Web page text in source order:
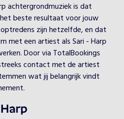
achtergrondmuziek is dat
beste resultaat voor jouw
zijn hetzelfde, en dat
met een artiest als Sari - Harp
Door via TotalBookings
contact met de artiest
wat jij belangrijk vindt